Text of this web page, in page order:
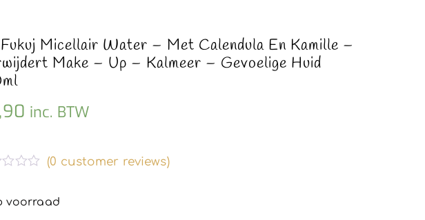
Micellair Water – Met Calendula En Kamille –
Make – Up – Kalmeer – Gevoelige Huid
inc. BTW
(0 customer reviews)
voorraad